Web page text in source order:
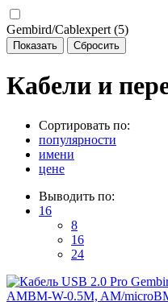
Gembird/Cablexpert (5)
Кабели и
Сортировать по:
популярности
имени
цене
Выводить по:
16
8
16
24